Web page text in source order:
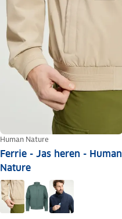
Human Nature
Ferrie - Jas heren - Human
Nature